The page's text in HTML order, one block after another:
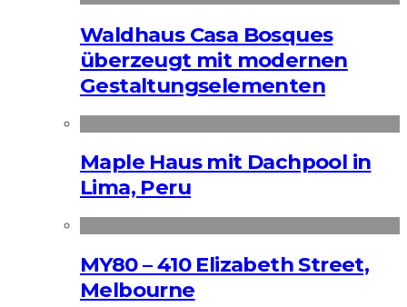
Waldhaus Casa Bosques
überzeugt mit modernen
Gestaltungselementen
Maple Haus mit Dachpool in
Lima, Peru
MY80 – 410 Elizabeth Street,
Melbourne